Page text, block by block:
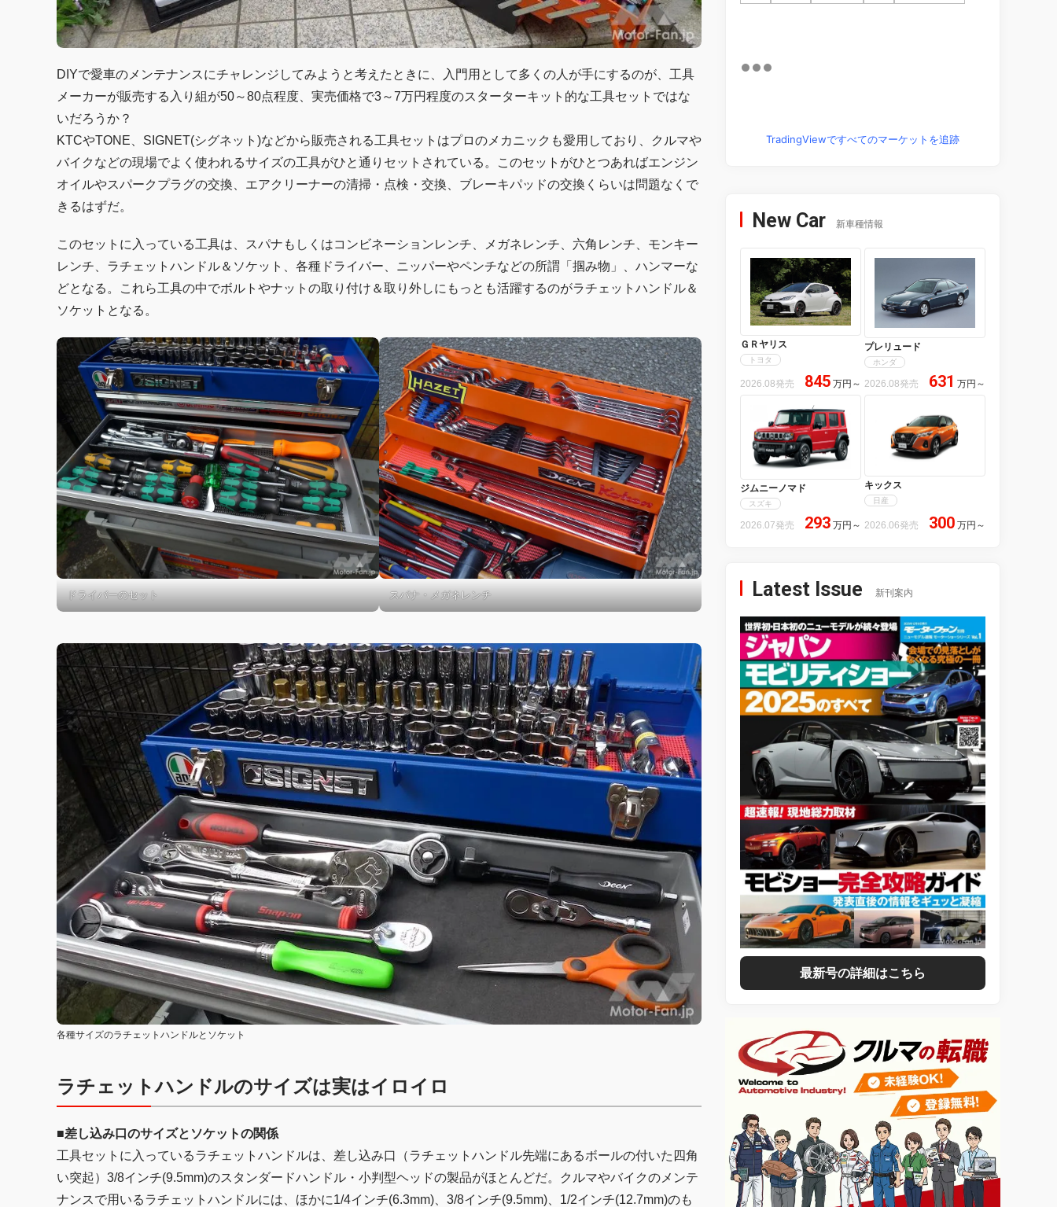
DIYで愛車のメンテナンスにチャレンジしてみようと考えたときに、入門用として多くの人が手にするのが、工具
メーカーが販売する入り組が50～80点程度、実売価格で3～7万円程度のスターターキット的な工具セットではな
いだろうか？
KTCやTONE、SIGNET(シグネット)などから販売される工具セットはプロのメカニックも愛用しており、クルマや
バイクなどの現場でよく使われるサイズの工具がひと通りセットされている。このセットがひとつあればエンジン
オイルやスパークプラグの交換、エアクリーナーの清掃・点検・交換、ブレーキパッドの交換くらいは問題なくで
きるはずだ。
このセットに入っている工具は、スパナもしくはコンビネーションレンチ、メガネレンチ、六角レンチ、モンキー
レンチ、ラチェットハンドル＆ソケット、各種ドライバー、ニッパーやペンチなどの所謂「掴み物」、ハンマーな
どとなる。これら工具の中でボルトやナットの取り付け＆取り外しにもっとも活躍するのがラチェットハンドル＆
ソケットとなる。
ドライバーのセット スパナ・メガネレンチ
各種サイズのラチェットハンドルとソケット
ラチェットハンドルのサイズは実はイロイロ
■差し込み口のサイズとソケットの関係
工具セットに入っているラチェットハンドルは、差し込み口（ラチェットハンドル先端にあるボールの付いた四角
い突起）3/8インチ(9.5mm)のスタンダードハンドル・小判型ヘッドの製品がほとんどだ。クルマやバイクのメンテ
ナンスで用いるラチェットハンドルには、ほかに1/4インチ(6.3mm)、3/8インチ(9.5mm)、1/2インチ(12.7mm)のも
TradingViewですべてのマーケットを追跡
New Car 新車種情報
ＧＲヤリス
トヨタ
2026.08発売 845 万円 ～
プレリュード
ホンダ
2026.08発売 631 万円 ～
ジムニーノマド
スズキ
2026.07発売 293 万円 ～
キックス
日産
2026.06発売 300 万円 ～
Latest Issue 新刊案内
最新号の詳細はこちら